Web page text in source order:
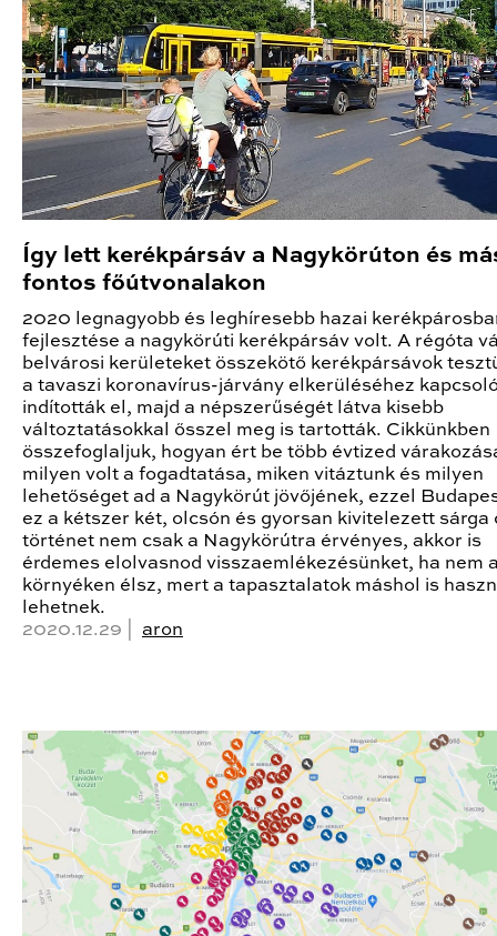
Így lett kerékpársáv a Nagykörúton és
fontos főútvonalakon
2020 legnagyobb és leghíresebb hazai
fejlesztése a nagykörúti kerékpársáv volt. A régóta
belvárosi kerületeket összekötő kerékpársávok
a tavaszi koronavírus-járvány elkerüléséhez
indították el, majd a népszerűségét látva kisebb
változtatásokkal ősszel meg is tartották. Cikkünkben
összefoglaljuk, hogyan ért be több évtized
milyen volt a fogadtatása, miken vitáztunk és milyen
lehetőséget ad a Nagykörút jövőjének, ezzel
ez a kétszer két, olcsón és gyorsan kivitelezett sárga
történet nem csak a Nagykörútra érvényes, akkor is
érdemes elolvasnod visszaemlékezésünket, ha nem
környéken élsz, mert a tapasztalatok máshol is
lehetnek.
2020.12.29 | aron